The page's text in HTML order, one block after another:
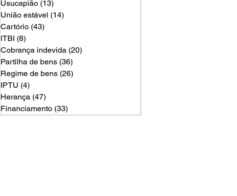
Usucapião (13)
União estável (14)
Cartório (43)
ITBI (8)
Cobrança indevida (20)
Partilha de bens (36)
Regime de bens (26)
IPTU (4)
Herança (47)
Financiamento (33)